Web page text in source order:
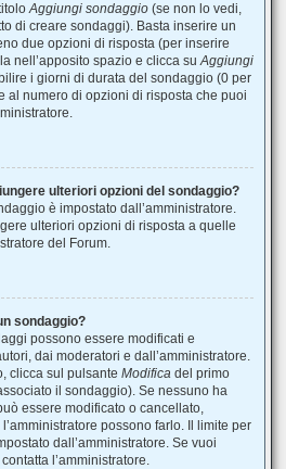
Aggiungi sondaggio (se non lo vedi,
di creare sondaggi). Basta inserire un
due opzioni di risposta (per inserire
nell’apposito spazio e clicca suAggiungi
i giorni di durata del sondaggio (0 per
al numero di opzioni di risposta che puoi
ulteriori opzioni del sondaggio?
è impostato dall’amministratore.
ulteriori opzioni di risposta a quelle
del Forum.
sondaggio?
possono essere modificati e
dai moderatori e dall’amministratore.
clicca sul pulsante Modifica del primo
il sondaggio). Se nessuno ha
essere modificato o cancellato,
possono farlo. Il limite per
dall’amministratore. Se vuoi
l’amministratore.